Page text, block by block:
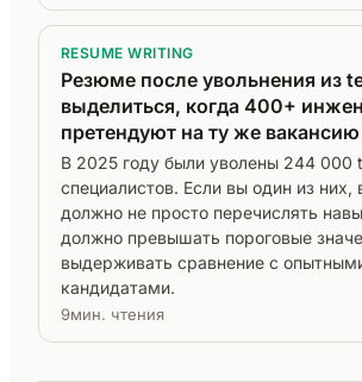
RESUME WRITING
Резюме после увольнения из
выделиться, когда 400+
претендуют на ту же вакансию
В 2025 году были уволены 244 000
специалистов. Если вы один из
должно не просто перечислять
должно превышать пороговые
выдерживать сравнение с
кандидатами.
9мин. чтения